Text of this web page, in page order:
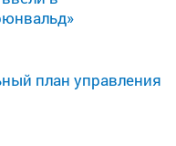
план управления